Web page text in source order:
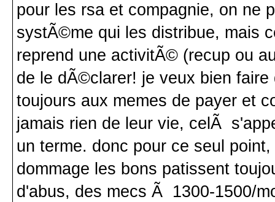
pour les rsa et compagnie, on ne
systÃ©me qui les distribue, mais
reprend une activitÃ© (recup ou
de le dÃ©clarer! je veux bien
toujours aux memes de payer et
jamais rien de leur vie, celÃ
un terme. donc pour ce seul
dommage les bons patissent
d'abus, des mecs Ã 1300-1500/